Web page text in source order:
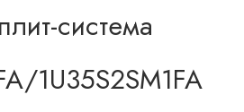
система
1U35S2SM1FA